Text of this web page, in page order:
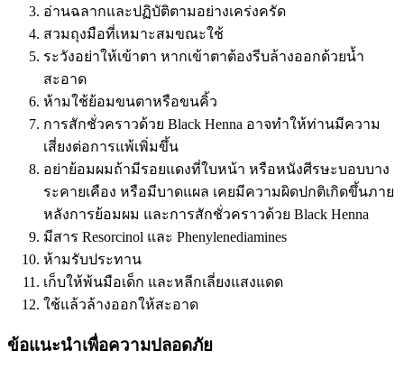
อ่านฉลากและปฏิบัติตามอย่างเคร่งครัด
สวมถุงมือที่เหมาะสมขณะใช้
ระวังอย่าให้เข้าตา หากเข้าตาต้องรีบล้างออกด้วยน้ำ
สะอาด
ห้ามใช้ย้อมขนตาหรือขนคิ้ว
การสักชั่วคราวด้วย Black Henna อาจทำให้ท่านมีความ
เสี่ยงต่อการแพ้เพิ่มขึ้น
อย่าย้อมผมถ้ามีรอยแดงที่ใบหน้า หรือหนังศีรษะบอบบาง
ระคายเคือง หรือมีบาดแผล เคยมีความผิดปกติเกิดขึ้นภาย
หลังการย้อมผม และการสักชั่วคราวด้วย Black Henna
มีสาร Resorcinol และ Phenylenediamines
ห้ามรับประทาน
เก็บให้พ้นมือเด็ก และหลีกเลี่ยงแสงแดด
ใช้แล้วล้างออกให้สะอาด
ข้อแนะนำเพื่อความปลอดภัย